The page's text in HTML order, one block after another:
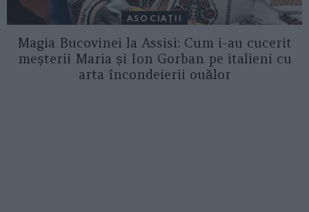
ASOCIAŢII
Magia Bucovinei la Assisi: Cum i-au cucerit
meșterii Maria și Ion Gorban pe italieni cu
arta încondeierii ouălor